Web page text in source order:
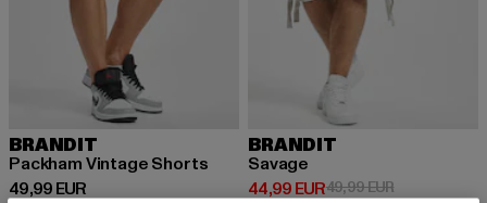
BRANDIT
Packham Vintage Shorts
49,99 EUR
Derzeitiger Preis: 49,99 EUR
BRANDIT
Savage
44,99 EUR
Derzeitiger Preis: 44,99 EUR
49,99 EURAktionspreis: